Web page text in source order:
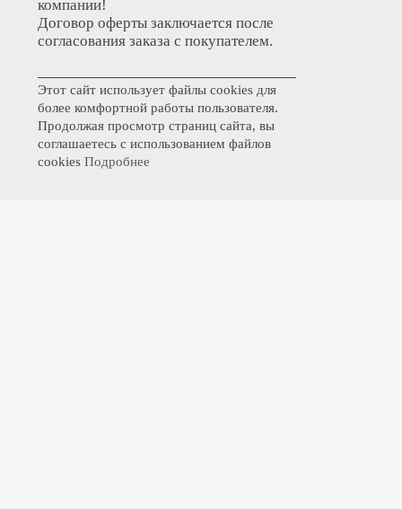
компании!
Договор оферты заключается после
согласования заказа с покупателем.
Этот сайт использует файлы cookies для
более комфортной работы пользователя.
Продолжая просмотр страниц сайта, вы
соглашаетесь с использованием файлов
cookies Подробнее